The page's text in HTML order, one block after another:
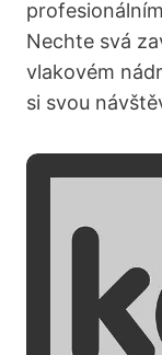
Nechte svá
vlakovém
si svou